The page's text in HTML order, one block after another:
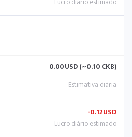
0.00USD (~0.10 CKB)
-0.12USD